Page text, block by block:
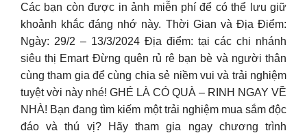
Các bạn còn được in ảnh miễn phí để có thể lưu giữ
khoảnh khắc đáng nhớ này. Thời Gian và Địa Điểm:
Ngày: 29/2 – 13/3/2024 Địa điểm: tại các chi nhánh
siêu thị Emart Đừng quên rủ rê bạn bè và người thân
cùng tham gia để cùng chia sẻ niềm vui và trải nghiệm
tuyệt vời này nhé! GHÉ LÀ CÓ QUÀ – RINH NGAY VỀ
NHÀ! Bạn đang tìm kiếm một trải nghiệm mua sắm độc
đáo và thú vị? Hãy tham gia ngay chương trình